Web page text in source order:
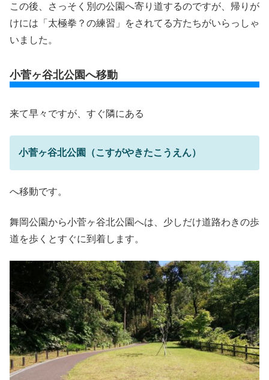
この後、さっそく別の公園へ寄り道するのですが、帰りが
けには「太極拳？の練習」をされてる方たちがいらっしゃ
いました。
小菅ヶ谷北公園へ移動
来て早々ですが、すぐ隣にある
小菅ヶ谷北公園（こすがやきたこうえん）
へ移動です。
舞岡公園から小菅ヶ谷北公園へは、少しだけ道路わきの歩
道を歩くとすぐに到着します。